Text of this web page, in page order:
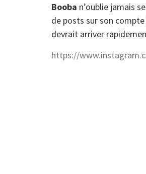
Booba n’oublie jamais
de posts sur son compte
devrait arriver
https://